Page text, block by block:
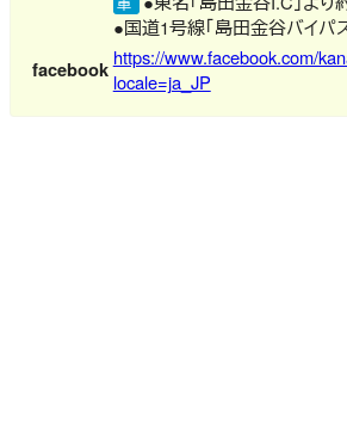
●国道1号線「島田金谷バイパ
facebook https://www.facebook.com/
locale=ja_JP